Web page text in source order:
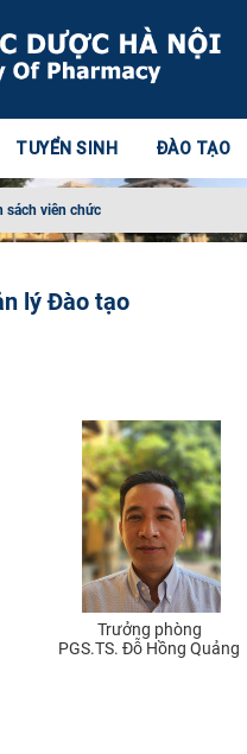
TUYỂN SINH ĐÀO TẠO
sách viên chức
lý Đào tạo
Trưởng phòng
PGS.TS. Đỗ Hồng Quảng